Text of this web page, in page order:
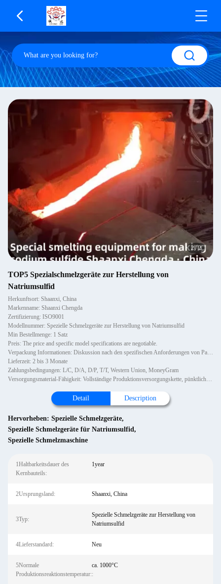
2 /2
TOP5 Spezialschmelzgeräte zur Herstellung von
Natriumsulfid
Herkunftsort: Shaanxi, China
Markenname: Shaanxi Chengda
Zertifizierung: ISO9001
Modellnummer: Spezielle Schmelzgeräte zur Herstellung von Natriumsulfid
Min Bestellmenge: 1 Satz
Preis: The price and specific model specifications are negotiable.
Verpackung Informationen: Diskussion nach den spezifischen Anforderungen von Partei A
Lieferzeit: 2 bis 3 Monate
Zahlungsbedingungen: L/C, D/A, D/P, T/T, Western Union, MoneyGram
Versorgungsmaterial-Fähigkeit: Vollständige Produktionsversorgungskette, pünktliche Lieferung und Einhaltung von Qualitätsstandards
Detail Description
Hervorheben: Spezielle Schmelzgeräte,
Spezielle Schmelzgeräte für Natriumsulfid,
Spezielle Schmelzmaschine
1Haltbarkeitsdauer des
Kernbauteils:
1year
2Ursprungsland: Shaanxi, China
3Typ:
Spezielle Schmelzgeräte zur Herstellung von
Natriumsulfid
4Lieferstandard: Neu
5Normale
Produktionsreaktionstemperatur::
ca. 1000°C